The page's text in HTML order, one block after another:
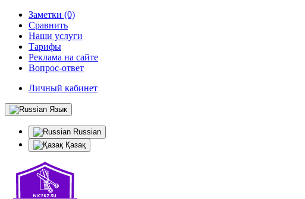
Заметки (0)
Сравнить
Наши услуги
Тарифы
Реклама на сайте
Вопрос-ответ
Личный кабинет
Язык
Russian
Қазақ